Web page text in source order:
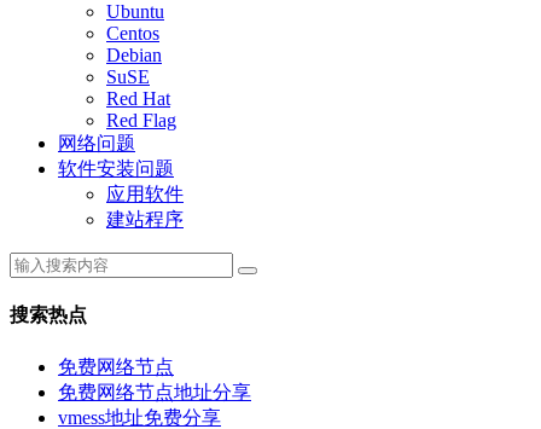
Ubuntu
Centos
Debian
SuSE
Red Hat
Red Flag
网络问题
软件安装问题
应用软件
建站程序
搜索热点
免费网络节点
免费网络节点地址分享
vmess地址免费分享